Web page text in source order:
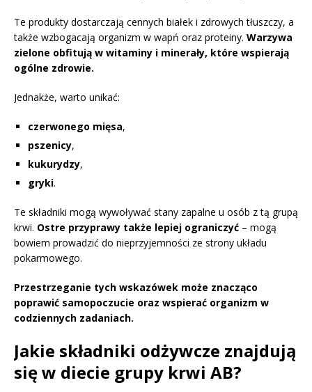
Te produkty dostarczają cennych białek i zdrowych tłuszczy, a
także wzbogacają organizm w wapń oraz proteiny. Warzywa
zielone obfitują w witaminy i minerały, które wspierają
ogólne zdrowie.
Jednakże, warto unikać:
czerwonego mięsa,
pszenicy,
kukurydzy,
gryki.
Te składniki mogą wywoływać stany zapalne u osób z tą grupą
krwi. Ostre przyprawy także lepiej ograniczyć – mogą
bowiem prowadzić do nieprzyjemności ze strony układu
pokarmowego.
Przestrzeganie tych wskazówek może znacząco
poprawić samopoczucie oraz wspierać organizm w
codziennych zadaniach.
Jakie składniki odżywcze znajdują
się w diecie grupy krwi AB?